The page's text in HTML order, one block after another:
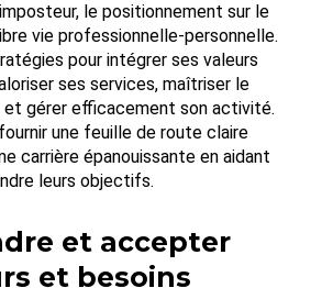
le positionnement sur le
vie professionnelle-personnelle.
pour intégrer ses valeurs
ses services, maîtriser le
et gérer efficacement son activité.
une feuille de route claire
carrière épanouissante en aidant
leurs objectifs.
et accepter
et besoins